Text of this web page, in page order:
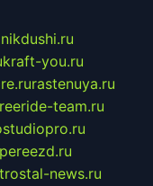
kraft-you.ru
rastenuya.ru
team.ru
news.ru